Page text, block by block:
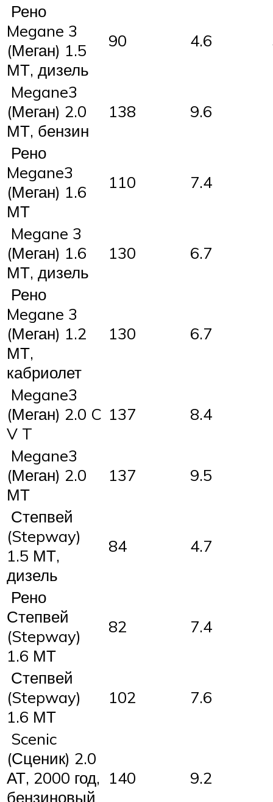
Рено
Megane 3
(Меган) 1.5
МТ, дизель
90 4.6
Megane3
(Меган) 2.0
МТ, бензин
138 9.6
Рено
Megane3
(Меган) 1.6
МТ
110 7.4
Megane 3
(Меган) 1.6
МТ, дизель
130 6.7
Рено
Megane 3
(Меган) 1.2
МТ,
кабриолет
130 6.7
Megane3
(Меган) 2.0 C
V T
137 8.4
Megane3
(Меган) 2.0
МТ
137 9.5
Степвей
(Stepway)
1.5 МТ,
дизель
84 4.7
Рено
Степвей
(Stepway)
1.6 МТ
82 7.4
Степвей
(Stepway)
1.6 МТ
102 7.6
Scenic
(Сценик) 2.0
АТ, 2000 год,
бензиновый
140 9.2